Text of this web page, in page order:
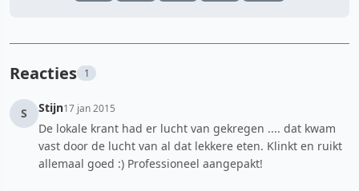
Reacties 1
S Stijn17 jan 2015
De lokale krant had er lucht van gekregen .... dat kwam
vast door de lucht van al dat lekkere eten. Klinkt en ruikt
allemaal goed :) Professioneel aangepakt!